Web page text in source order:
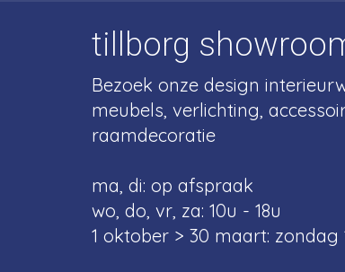
tillborg
Bezoek onze design
meubels, verlichting,
raamdecoratie
ma, di: op afspraak
wo, do, vr, za: 10u - 18u
1 oktober > 30 maart: zondag